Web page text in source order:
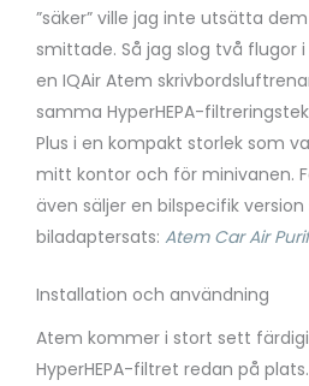
”säker” ville jag inte utsätta
smittade. Så jag slog två flugor
en IQAir Atem
samma HyperHEPA-
Plus i en kompakt storlek som
mitt kontor och för minivanen.
även säljer en bilspecifik
biladaptersats: Atem Car Air
Installation och användning
Atem kommer i stort sett
HyperHEPA-filtret redan på